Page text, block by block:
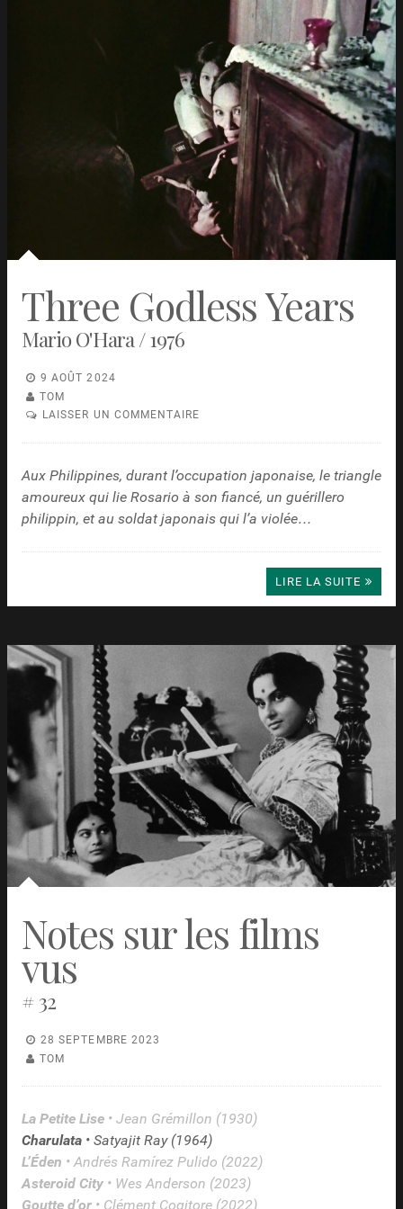
Three Godless Years
Mario O'Hara / 1976
9 AOÛT 2024
TOM
LAISSER UN COMMENTAIRE
Aux Philippines, durant l’occupation japonaise, le triangle
amoureux qui lie Rosario à son fiancé, un guérillero
philippin, et au soldat japonais qui l’a violée…
LIRE LA SUITE
Notes sur les films
vus
# 32
28 SEPTEMBRE 2023
TOM
La Petite Lise • Jean Grémillon (1930)
Charulata • Satyajit Ray (1964)
L’Éden • Andrés Ramírez Pulido (2022)
Asteroid City • Wes Anderson (2023)
Goutte d’or • Clément Cogitore (2022)